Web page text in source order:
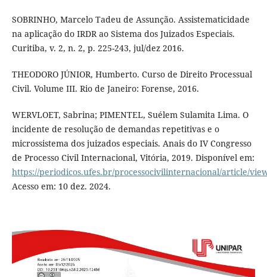
SOBRINHO, Marcelo Tadeu de Assunção. Assistematicidade
na aplicação do IRDR ao Sistema dos Juizados Especiais.
Curitiba, v. 2, n. 2, p. 225-243, jul/dez 2016.
THEODORO JÚNIOR, Humberto. Curso de Direito Processual
Civil. Volume III. Rio de Janeiro: Forense, 2016.
WERVLOET, Sabrina; PIMENTEL, Suélem Sulamita Lima. O
incidente de resolução de demandas repetitivas e o
microssistema dos juizados especiais. Anais do IV Congresso
de Processo Civil Internacional, Vitória, 2019. Disponível em:
https://periodicos.ufes.br/processocivilinternacional/article/
Acesso em: 10 dez. 2024.